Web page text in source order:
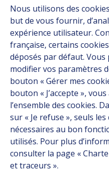
Solutions
Ressources
À propos
Carrière
Contact
Suivez-nous
Linkedin
Instagram
Nous utilisons des
but de vous fournir,
expérience utilisateur.
française, certains
déposés par défaut.
modifier vos paramètres
bouton « Gérer mes
bouton « J’accepte »,
l’ensemble des cookies.
sur « Je refuse », seuls
nécessaires au bon
utilisés. Pour plus
consulter la page «
et traceurs ».